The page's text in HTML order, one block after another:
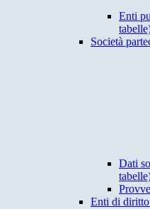
Enti
Società
Dati
Enti di